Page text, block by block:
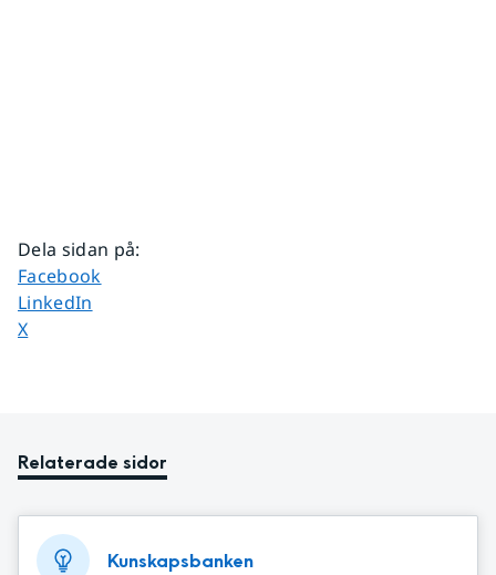
Dela sidan på:
Dela sidan på
Facebook
Dela sidan på
LinkedIn
Dela sidan på
X
Relaterade sidor
Kunskapsbanken